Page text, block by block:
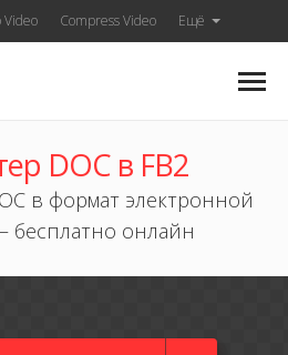
Video Compress Video Ещё
DOC в FB2
в формат электронной
бесплатно онлайн